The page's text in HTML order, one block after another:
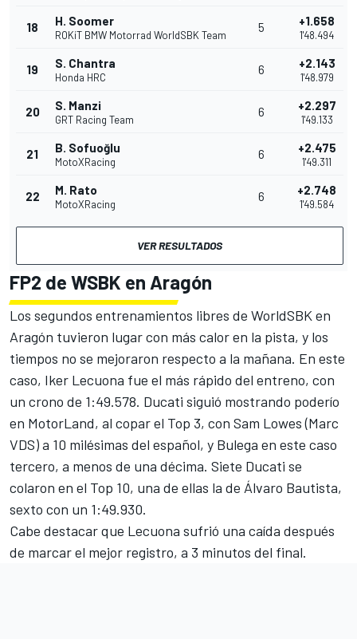
18 H. Soomer
ROKiT BMW Motorrad WorldSBK Team
5 +1.658
1'48.494
19 S. Chantra
Honda HRC
6 +2.143
1'48.979
20 S. Manzi
GRT Racing Team
6 +2.297
1'49.133
21 B. Sofuoğlu
MotoXRacing
6 +2.475
1'49.311
22 M. Rato
MotoXRacing
6 +2.748
1'49.584
VER RESULTADOS
FP2 de WSBK en Aragón
Los segundos entrenamientos libres de WorldSBK en
Aragón tuvieron lugar con más calor en la pista, y los
tiempos no se mejoraron respecto a la mañana. En este
caso, Iker Lecuona fue el más rápido del entreno, con
un crono de 1:49.578. Ducati siguió mostrando poderío
en MotorLand, al copar el Top 3, con Sam Lowes (Marc
VDS) a 10 milésimas del español, y Bulega en este caso
tercero, a menos de una décima. Siete Ducati se
colaron en el Top 10, una de ellas la de Álvaro Bautista,
sexto con un 1:49.930.
Cabe destacar que Lecuona sufrió una caída después
de marcar el mejor registro, a 3 minutos del final.